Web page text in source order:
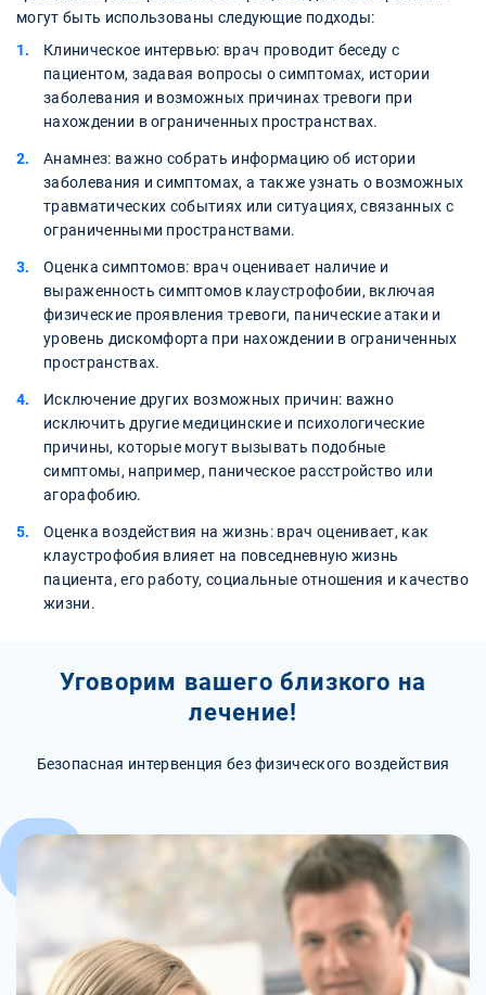
могут быть использованы следующие подходы:
Клиническое интервью: врач проводит беседу с
пациентом, задавая вопросы о симптомах, истории
заболевания и возможных причинах тревоги при
нахождении в ограниченных пространствах.
Анамнез: важно собрать информацию об истории
заболевания и симптомах, а также узнать о возможных
травматических событиях или ситуациях, связанных с
ограниченными пространствами.
Оценка симптомов: врач оценивает наличие и
выраженность симптомов клаустрофобии, включая
физические проявления тревоги, панические атаки и
уровень дискомфорта при нахождении в ограниченных
пространствах.
Исключение других возможных причин: важно
исключить другие медицинские и психологические
причины, которые могут вызывать подобные
симптомы, например, паническое расстройство или
агорафобию.
Оценка воздействия на жизнь: врач оценивает, как
клаустрофобия влияет на повседневную жизнь
пациента, его работу, социальные отношения и качество
жизни.
Уговорим вашего близкого на
лечение!
Безопасная интервенция без физического воздействия